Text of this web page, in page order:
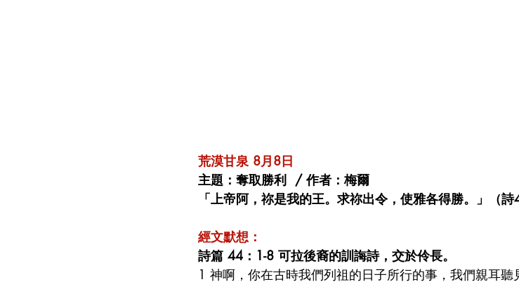
荒漠甘泉 8月8日
主題：奪取勝利  / 作者：梅爾
「上帝阿，祢是我的王。求祢出令，使雅各得勝。」（詩
經文默想：
詩篇 44：1-8 可拉後裔的訓誨詩，交於伶長。
1 神啊，你在古時我們列祖的日子所行的事，我們親耳聽